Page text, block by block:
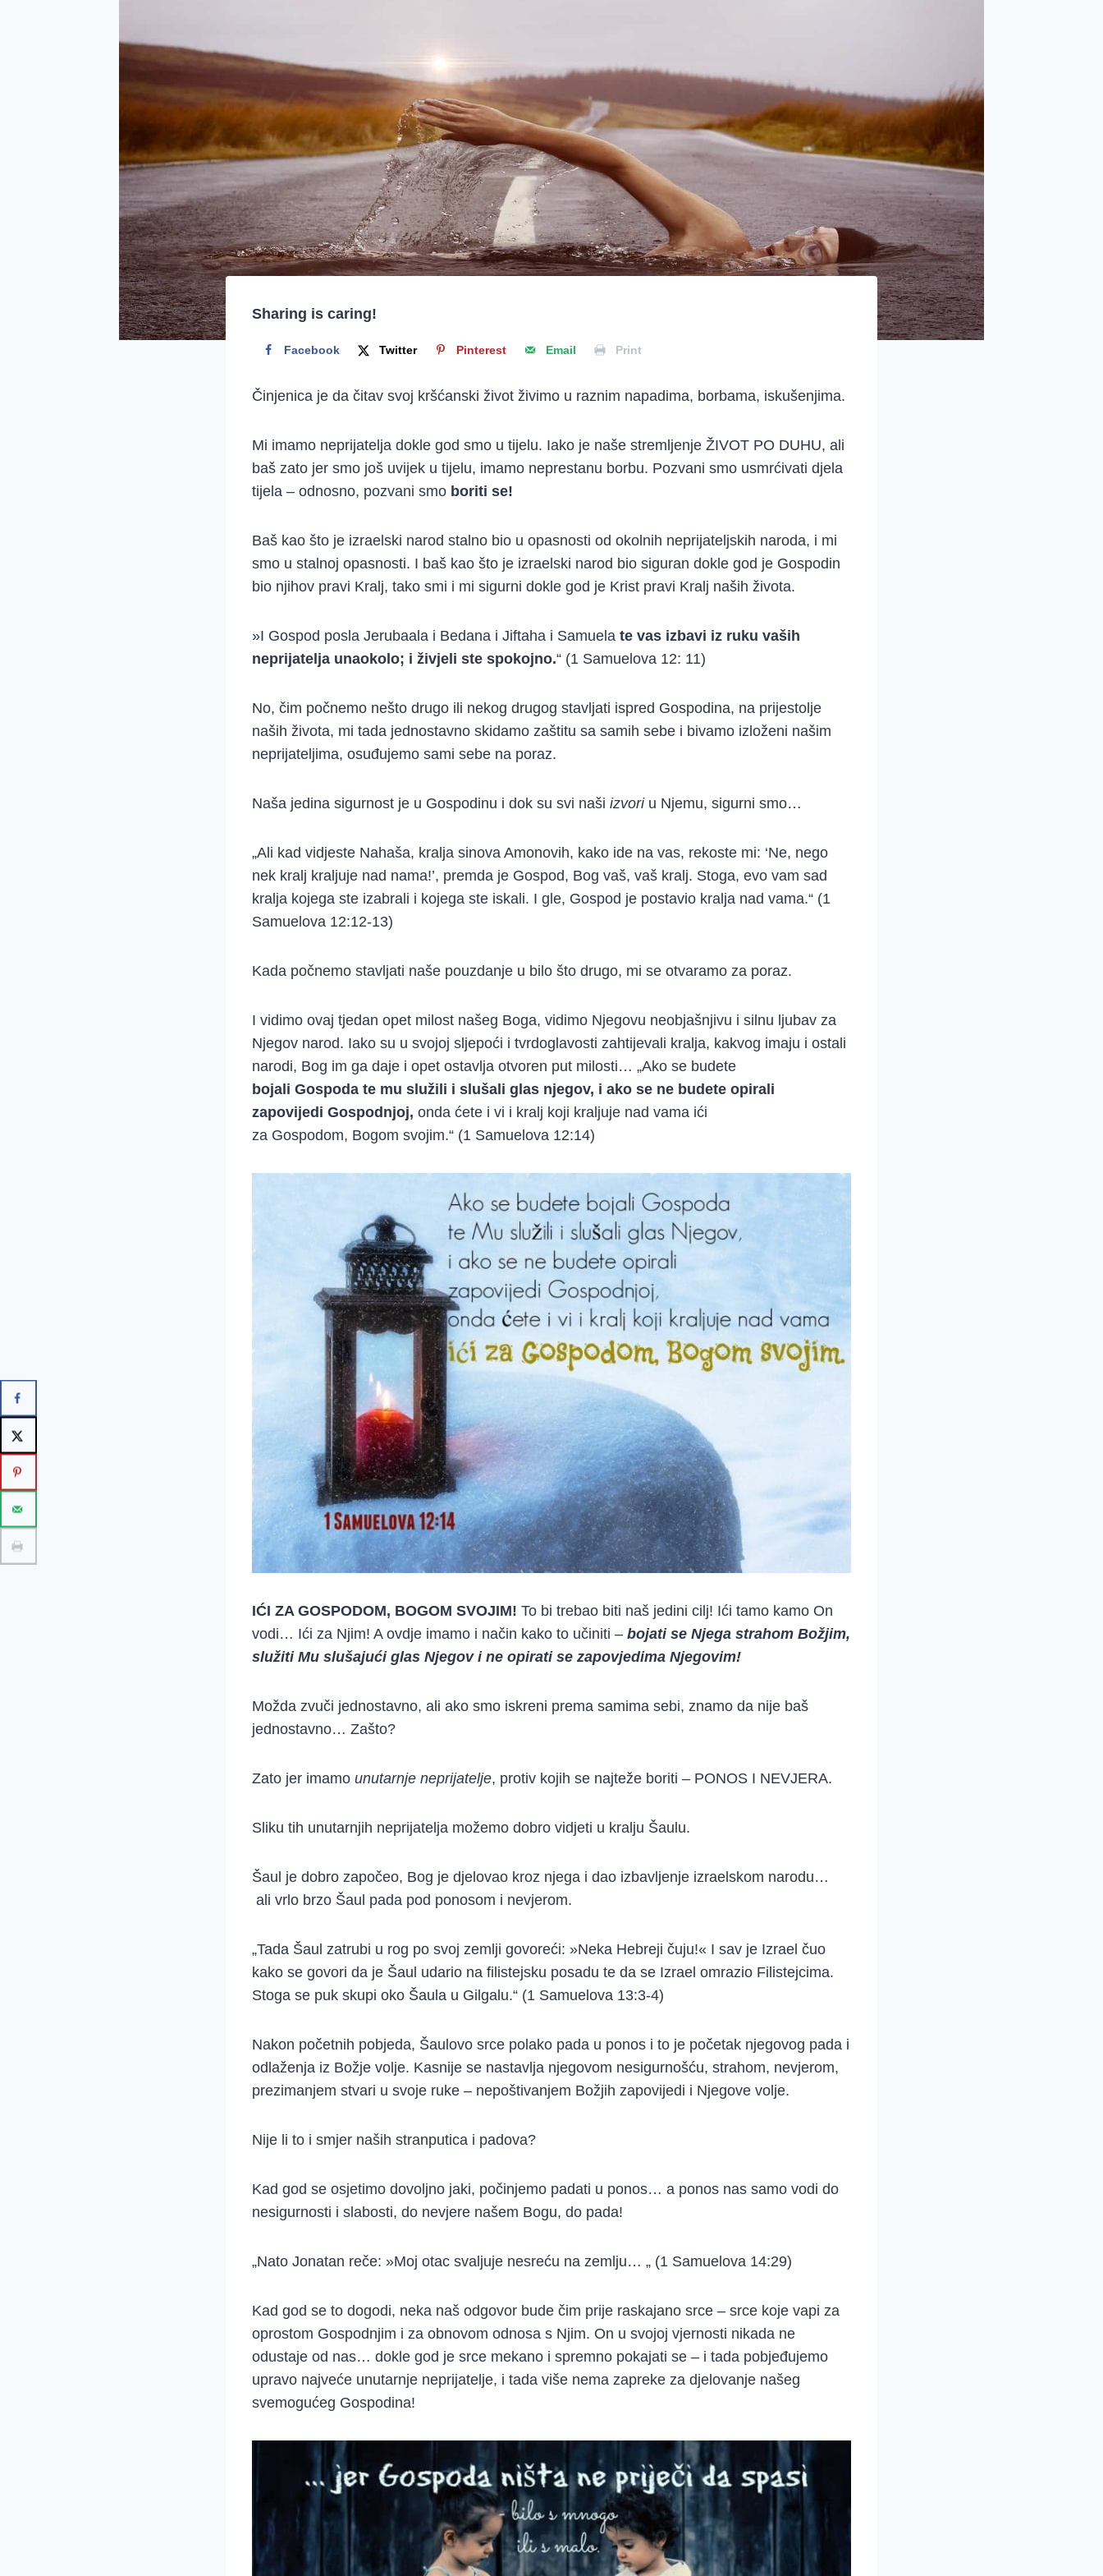
Sharing is caring!
Facebook Twitter Pinterest Email Print
Činjenica je da čitav svoj kršćanski život živimo u raznim napadima, borbama, iskušenjima.
Mi imamo neprijatelja dokle god smo u tijelu. Iako je naše stremljenje ŽIVOT PO DUHU, ali
baš zato jer smo još uvijek u tijelu, imamo neprestanu borbu. Pozvani smo usmrćivati djela
tijela – odnosno, pozvani smo boriti se!
Baš kao što je izraelski narod stalno bio u opasnosti od okolnih neprijateljskih naroda, i mi
smo u stalnoj opasnosti. I baš kao što je izraelski narod bio siguran dokle god je Gospodin
bio njihov pravi Kralj, tako smi i mi sigurni dokle god je Krist pravi Kralj naših života.
»I Gospod posla Jerubaala i Bedana i Jiftaha i Samuela te vas izbavi iz ruku vaših
neprijatelja unaokolo; i živjeli ste spokojno.“ (1 Samuelova 12: 11)
No, čim počnemo nešto drugo ili nekog drugog stavljati ispred Gospodina, na prijestolje
naših života, mi tada jednostavno skidamo zaštitu sa samih sebe i bivamo izloženi našim
neprijateljima, osuđujemo sami sebe na poraz.
Naša jedina sigurnost je u Gospodinu i dok su svi naši izvori u Njemu, sigurni smo…
„Ali kad vidjeste Nahaša, kralja sinova Amonovih, kako ide na vas, rekoste mi: ‘Ne, nego
nek kralj kraljuje nad nama!’, premda je Gospod, Bog vaš, vaš kralj. Stoga, evo vam sad
kralja kojega ste izabrali i kojega ste iskali. I gle, Gospod je postavio kralja nad vama.“ (1
Samuelova 12:12-13)
Kada počnemo stavljati naše pouzdanje u bilo što drugo, mi se otvaramo za poraz.
I vidimo ovaj tjedan opet milost našeg Boga, vidimo Njegovu neobjašnjivu i silnu ljubav za
Njegov narod. Iako su u svojoj sljepoći i tvrdoglavosti zahtijevali kralja, kakvog imaju i ostali
narodi, Bog im ga daje i opet ostavlja otvoren put milosti… „Ako se budete
bojali Gospoda te mu služili i slušali glas njegov, i ako se ne budete opirali
zapovijedi Gospodnjoj, onda ćete i vi i kralj koji kraljuje nad vama ići
za Gospodom, Bogom svojim.“ (1 Samuelova 12:14)
IĆI ZA GOSPODOM, BOGOM SVOJIM! To bi trebao biti naš jedini cilj! Ići tamo kamo On
vodi… Ići za Njim! A ovdje imamo i način kako to učiniti – bojati se Njega strahom Božjim,
služiti Mu slušajući glas Njegov i ne opirati se zapovjedima Njegovim!
Možda zvuči jednostavno, ali ako smo iskreni prema samima sebi, znamo da nije baš
jednostavno… Zašto?
Zato jer imamo unutarnje neprijatelje, protiv kojih se najteže boriti – PONOS I NEVJERA.
Sliku tih unutarnjih neprijatelja možemo dobro vidjeti u kralju Šaulu.
Šaul je dobro započeo, Bog je djelovao kroz njega i dao izbavljenje izraelskom narodu…
ali vrlo brzo Šaul pada pod ponosom i nevjerom.
„Tada Šaul zatrubi u rog po svoj zemlji govoreći: »Neka Hebreji čuju!« I sav je Izrael čuo
kako se govori da je Šaul udario na filistejsku posadu te da se Izrael omrazio Filistejcima.
Stoga se puk skupi oko Šaula u Gilgalu.“ (1 Samuelova 13:3-4)
Nakon početnih pobjeda, Šaulovo srce polako pada u ponos i to je početak njegovog pada i
odlaženja iz Božje volje. Kasnije se nastavlja njegovom nesigurnošću, strahom, nevjerom,
prezimanjem stvari u svoje ruke – nepoštivanjem Božjih zapovijedi i Njegove volje.
Nije li to i smjer naših stranputica i padova?
Kad god se osjetimo dovoljno jaki, počinjemo padati u ponos… a ponos nas samo vodi do
nesigurnosti i slabosti, do nevjere našem Bogu, do pada!
„Nato Jonatan reče: »Moj otac svaljuje nesreću na zemlju… „ (1 Samuelova 14:29)
Kad god se to dogodi, neka naš odgovor bude čim prije raskajano srce – srce koje vapi za
oprostom Gospodnjim i za obnovom odnosa s Njim. On u svojoj vjernosti nikada ne
odustaje od nas… dokle god je srce mekano i spremno pokajati se – i tada pobjeđujemo
upravo najveće unutarnje neprijatelje, i tada više nema zapreke za djelovanje našeg
svemogućeg Gospodina!